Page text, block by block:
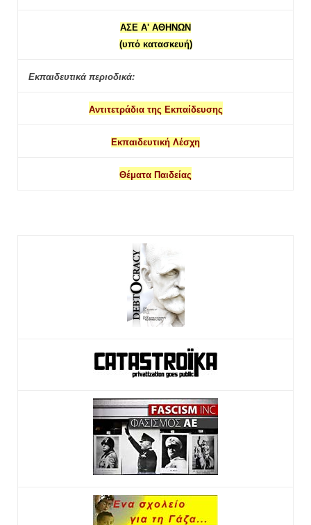
ΑΣΕ Α' ΑΘΗΝΩΝ
(υπό κατασκευή)
Εκπαιδευτικά περιοδικά:
Αντιτετράδια της Εκπαίδευσης
Εκπαιδευτική Λέσχη
Θέματα Παιδείας